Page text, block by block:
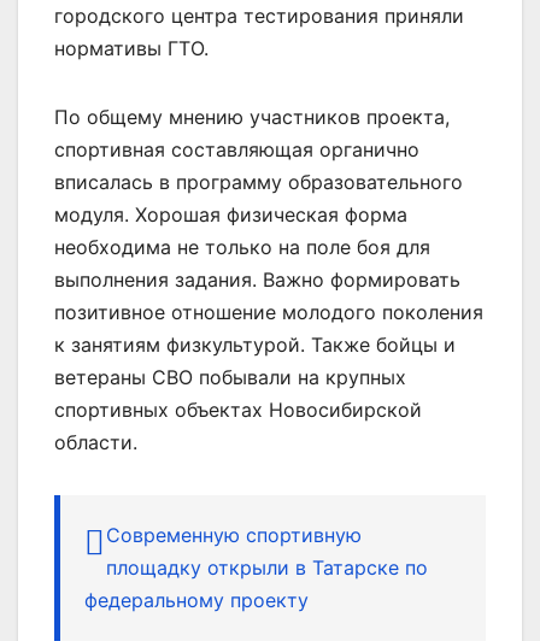
городского центра тестирования приняли
нормативы ГТО.
По общему мнению участников проекта,
спортивная составляющая органично
вписалась в программу образовательного
модуля. Хорошая физическая форма
необходима не только на поле боя для
выполнения задания. Важно формировать
позитивное отношение молодого поколения
к занятиям физкультурой. Также бойцы и
ветераны СВО побывали на крупных
спортивных объектах Новосибирской
области.
Современную спортивную
площадку открыли в Татарске по
федеральному проекту